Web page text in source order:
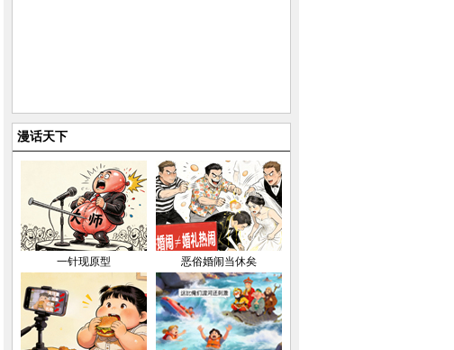
漫话天下
一针现原型 恶俗婚闹当休矣